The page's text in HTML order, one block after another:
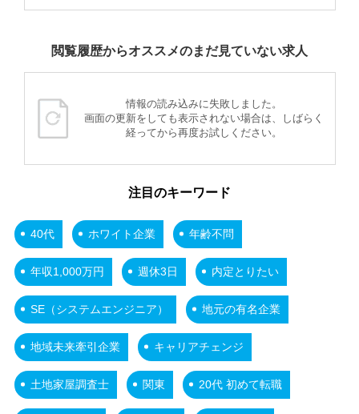
閲覧履歴からオススメのまだ見ていない求人
情報の読み込みに失敗しました。
画面の更新をしても表示されない場合は、しばらく
経ってから再度お試しください。
注目のキーワード
40代 ホワイト企業 年齢不問
年収1,000万円 週休3日 内定とりたい
SE（システムエンジニア） 地元の有名企業
地域未来牽引企業 キャリアチェンジ
土地家屋調査士 関東 20代 初めて転職